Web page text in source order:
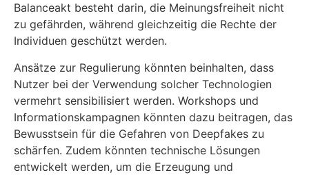
Balanceakt besteht darin, die Meinungsfreiheit nicht
zu gefährden, während gleichzeitig die Rechte der
Individuen geschützt werden.
Ansätze zur Regulierung könnten beinhalten, dass
Nutzer bei der Verwendung solcher Technologien
vermehrt sensibilisiert werden. Workshops und
Informationskampagnen könnten dazu beitragen, das
Bewusstsein für die Gefahren von Deepfakes zu
schärfen. Zudem könnten technische Lösungen
entwickelt werden, um die Erzeugung und